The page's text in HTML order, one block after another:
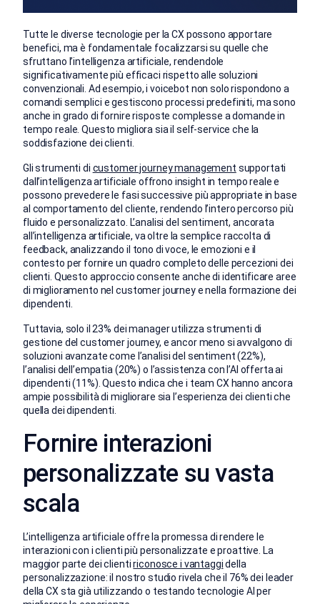
Tutte le diverse tecnologie per la CX possono apportare
benefici, ma è fondamentale focalizzarsi su quelle che
sfruttano l’intelligenza artificiale, rendendole
significativamente più efficaci rispetto alle soluzioni
convenzionali. Ad esempio, i voicebot non solo rispondono a
comandi semplici e gestiscono processi predefiniti, ma sono
anche in grado di fornire risposte complesse a domande in
tempo reale. Questo migliora sia il self-service che la
soddisfazione dei clienti.
Gli strumenti di customer journey management supportati
dall’intelligenza artificiale offrono insight in tempo reale e
possono prevedere le fasi successive più appropriate in base
al comportamento del cliente, rendendo l’intero percorso più
fluido e personalizzato. L’analisi del sentiment, ancorata
all’intelligenza artificiale, va oltre la semplice raccolta di
feedback, analizzando il tono di voce, le emozioni e il
contesto per fornire un quadro completo delle percezioni dei
clienti. Questo approccio consente anche di identificare aree
di miglioramento nel customer journey e nella formazione dei
dipendenti.
Tuttavia, solo il 23% dei manager utilizza strumenti di
gestione del customer journey, e ancor meno si avvalgono di
soluzioni avanzate come l’analisi del sentiment (22%),
l’analisi dell’empatia (20%) o l’assistenza con l’AI offerta ai
dipendenti (11%). Questo indica che i team CX hanno ancora
ampie possibilità di migliorare sia l’esperienza dei clienti che
quella dei dipendenti.
Fornire interazioni
personalizzate su vasta
scala
L’intelligenza artificiale offre la promessa di rendere le
interazioni con i clienti più personalizzate e proattive. La
maggior parte dei clientiriconosce i vantaggidella
personalizzazione: il nostro studio rivela che il 76% dei leader
della CX sta già utilizzando o testando tecnologie AI per